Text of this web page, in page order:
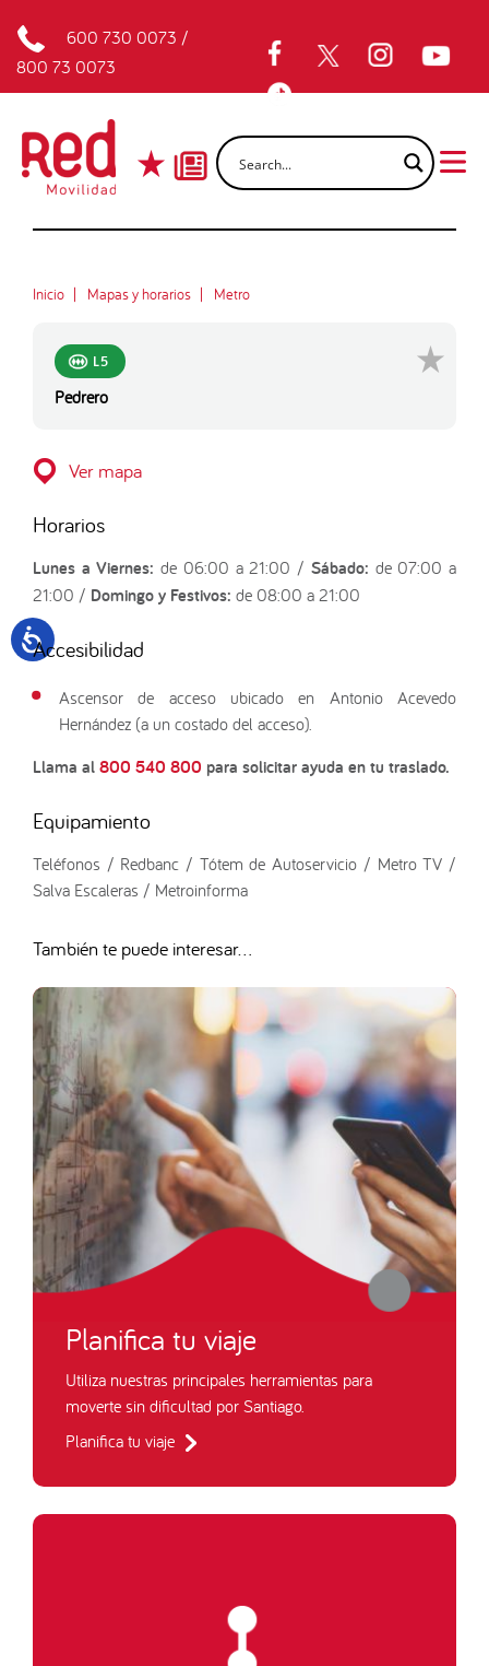
600 730 0073 /
800 73 0073
Inicio Mapas y horarios Metro
L5
Pedrero
Ver mapa
Horarios
Lunes a Viernes: de 06:00 a 21:00 / Sábado: de 07:00 a
21:00 / Domingo y Festivos: de 08:00 a 21:00
Accesibilidad
Ascensor de acceso ubicado en Antonio Acevedo
Hernández (a un costado del acceso).
Llama al800 540 800 para solicitar ayuda en tu traslado.
Equipamiento
Teléfonos / Redbanc / Tótem de Autoservicio / Metro TV /
Salva Escaleras / Metroinforma
También te puede interesar...
Planifica tu viaje
Utiliza nuestras principales herramientas para
moverte sin dificultad por Santiago.
Planifica tu viaje